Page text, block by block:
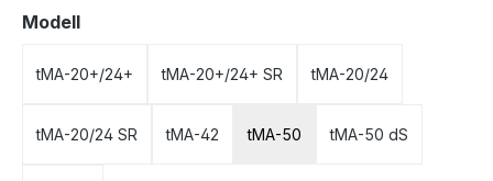
Modellauswählen
tMA-20+/24+ tMA-20+/24+ SR tMA-20/24
tMA-20/24 SR tMA-42 tMA-50 tMA-50 dS